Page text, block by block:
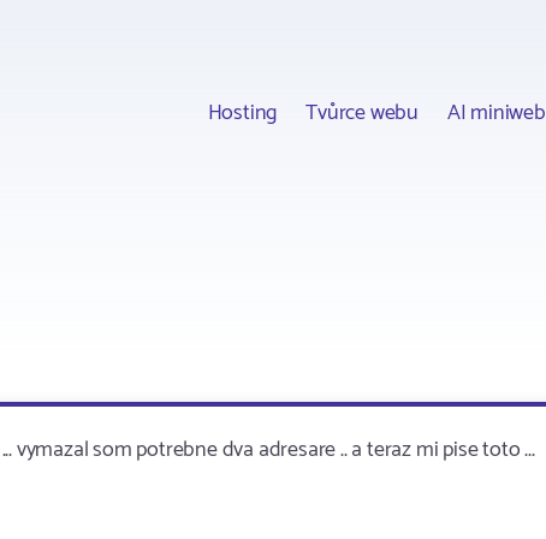
Hosting Tvůrce webu AI miniweb
som potrebne dva adresare .. a teraz mi pise toto ...